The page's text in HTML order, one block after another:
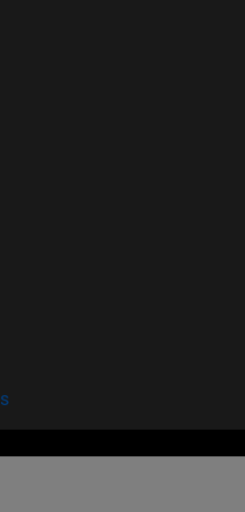
en nueva ventana)
en nueva ventana)